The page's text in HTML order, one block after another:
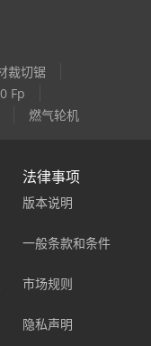
裁切锯
Fp
燃气轮机
法律事项
版本说明
一般条款和条件
市场规则
隐私声明